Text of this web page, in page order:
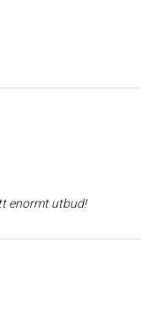
enormt utbud!